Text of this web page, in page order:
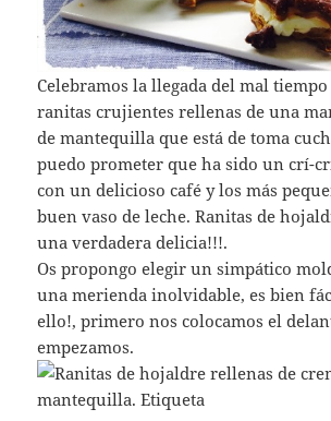
Celebramos la llegada del mal
ranitas crujientes rellenas de una
de mantequilla que está de toma
puedo prometer que ha sido un crí-
con un delicioso café y los más
buen vaso de leche. Ranitas de
una verdadera delicia!!!.
Os propongo elegir un simpático
una merienda inolvidable, es bien
ello!, primero nos colocamos el
empezamos.